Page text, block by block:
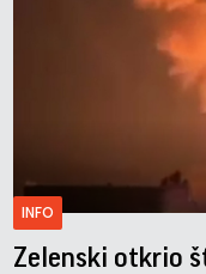
INFO
Zelenski otkrio